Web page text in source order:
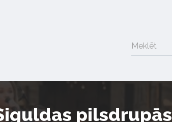
Meklēt
pilsdrupās